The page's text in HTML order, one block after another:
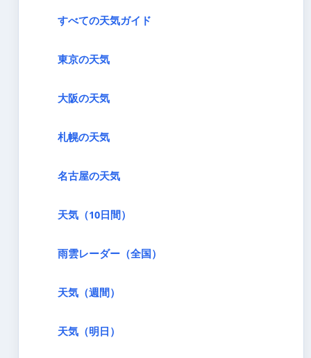
すべての天気ガイド
東京の天気
大阪の天気
札幌の天気
名古屋の天気
天気（10日間）
雨雲レーダー（全国）
天気（週間）
天気（明日）